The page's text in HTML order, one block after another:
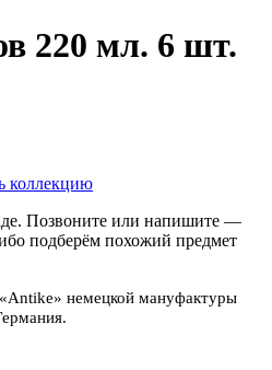
220 мл. 6 шт.
коллекцию
Позвоните или напишите —
подберём похожий предмет
немецкой мануфактуры